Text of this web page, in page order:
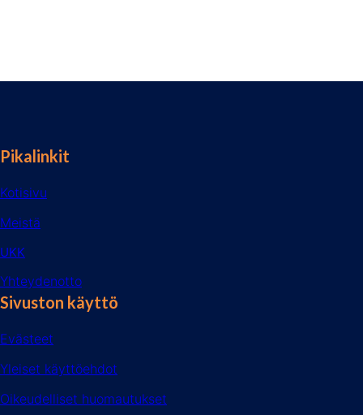
Pikalinkit
Kotisivu
Meistä
UKK
Yhteydenotto
Sivuston käyttö
Evästeet
Yleiset käyttöehdot
Oikeudelliset huomautukset